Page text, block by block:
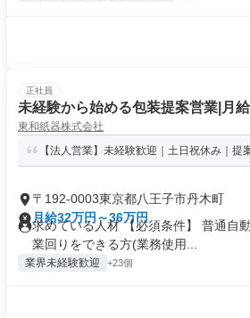
正社員
未経験から始める包装提案営業|月
東和紙器株式会社
【法人営業】未経験歓迎｜土日祝休み｜提
〒192-0003東京都八王子市丹木町
月給32万円～36万円
求めている人材 【必須条件】 普通自
業回りをできる方(業務使用...
業界未経験歓迎 +23個